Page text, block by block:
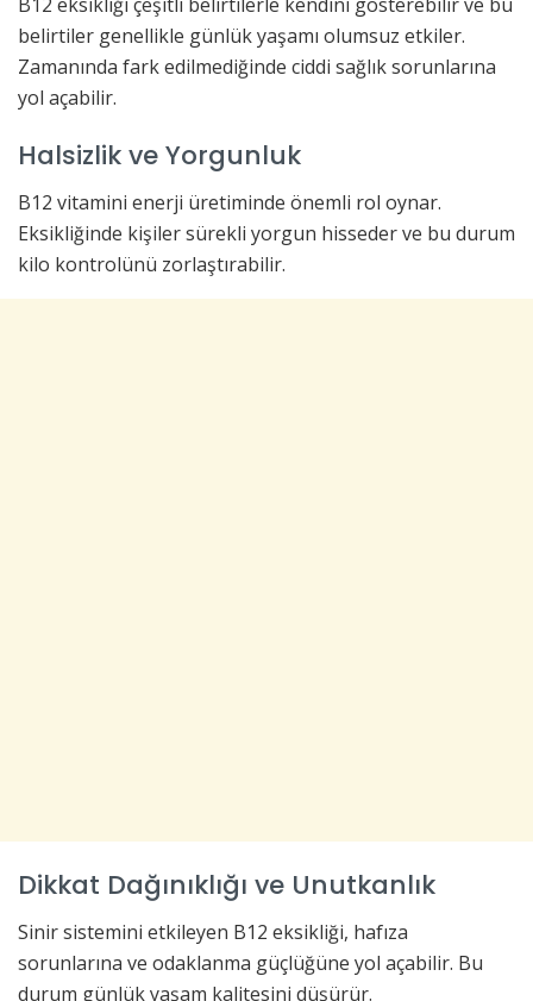
belirtiler genellikle günlük yaşamı olumsuz etkiler.
Zamanında fark edilmediğinde ciddi sağlık sorunlarına
yol açabilir.
Halsizlik ve Yorgunluk
B12 vitamini enerji üretiminde önemli rol oynar.
Eksikliğinde kişiler sürekli yorgun hisseder ve bu durum
kilo kontrolünü zorlaştırabilir.
Dikkat Dağınıklığı ve Unutkanlık
Sinir sistemini etkileyen B12 eksikliği, hafıza
sorunlarına ve odaklanma güçlüğüne yol açabilir. Bu
durum günlük yaşam kalitesini düşürür.